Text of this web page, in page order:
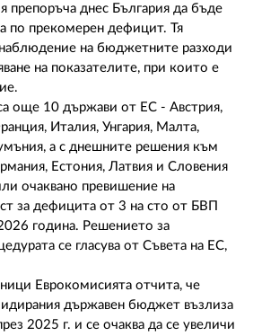
препоръча днес България да бъде
по прекомерен дефицит. Тя
на бюджетните разходи
на показателите, при които е
още 10 държави от ЕС - Австрия,
Италия, Унгария, Малта,
а с днешните решения към
Естония, Латвия и Словения
очаквано превишение на
за дефицита от 3 на сто от БВП
година. Решението за
се гласува от Съвета на ЕС,
Еврокомисията отчита, че
държавен бюджет възлиза
2025 г. и се очаква да се увеличи
02 975 20 35